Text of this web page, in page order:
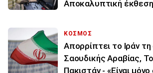
Αποκαλυπτική έκθεση
ΚΟΣΜΟΣ
Απορρίπτει το Ιράν
Σαουδικής Αραβίας,
Πακιστάν - «Είναι